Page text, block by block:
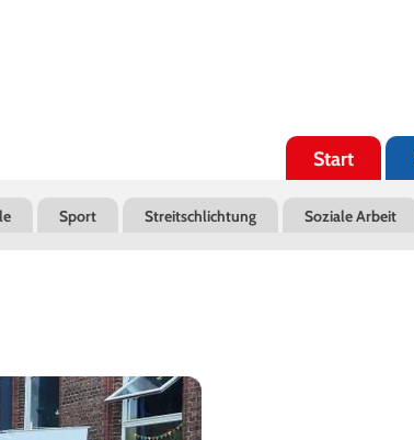
Start
Sport Streitschlichtung Soziale Arbeit